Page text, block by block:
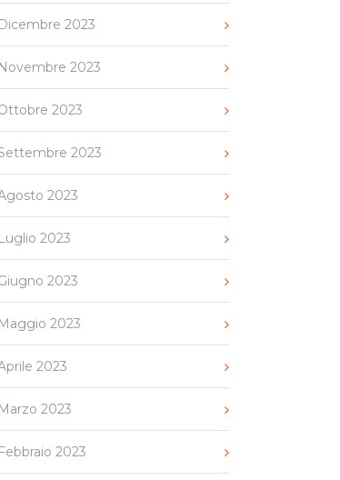
Dicembre 2023
Novembre 2023
2023
2023
2023
Luglio 2023
2023
Maggio 2023
2023
Marzo 2023
Febbraio 2023